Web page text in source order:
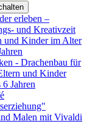
erleben –
und Kreativzeit
und Kinder im Alter
- Drachenbau für
und Kinder
Jahren
Malen mit Vivaldi